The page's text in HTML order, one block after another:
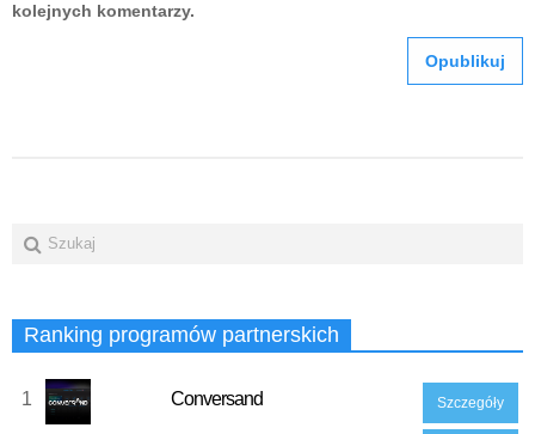
kolejnych komentarzy.
Ranking programów partnerskich
1 Conversand Szczegóły